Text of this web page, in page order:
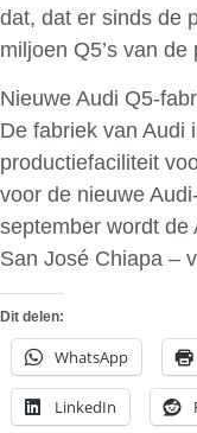
dat, dat er sinds de
miljoen Q5’s van
Nieuwe Audi Q5-
De fabriek van Audi
productiefaciliteit
voor de nieuwe
september wordt de
San José Chiapa –
Dit delen:
WhatsApp
LinkedIn